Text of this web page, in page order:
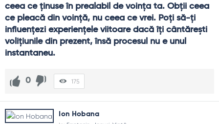
ceea ce ţinuse în prealabil de voinţa ta. Obţii ceea
ce pleacă din voinţă, nu ceea ce vrei. Poţi să-ţi
influenţezi experienţele viitoare dacă îţi cântăreşti
voliţiunile din prezent, însă procesul nu e unul
instantaneu.
0 175
Ion Hobana